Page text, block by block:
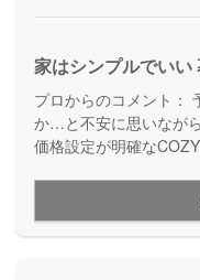
家はシンプルでいい
プロからのコメント：
か…と不安に思いなが
価格設定が明確な
確に知ることができま
動産部もあり、土地費
出来るので、計画的な